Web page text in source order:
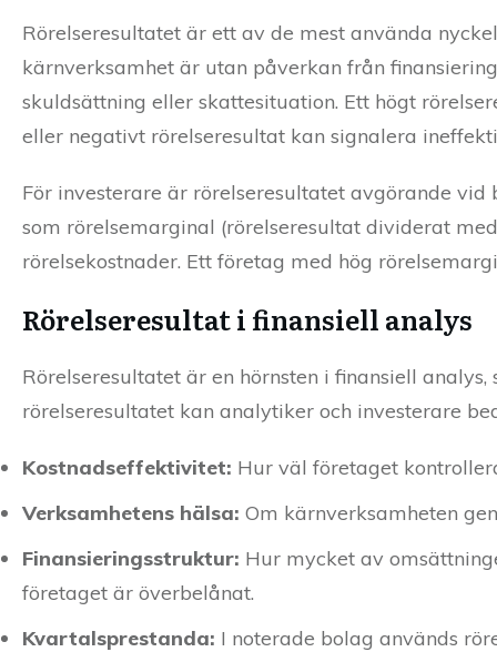
Rörelseresultatet är ett av de mest använda
kärnverksamhet är utan påverkan från
skuldsättning eller skattesituation. Ett högt
eller negativt rörelseresultat kan signalera
För investerare är rörelseresultatet avgörande
som rörelsemarginal (rörelseresultat dividerat
rörelsekostnader. Ett företag med hög
Rörelseresultat i finansiell analys
Rörelseresultatet är en hörnsten i finansiell
rörelseresultatet kan analytiker och investerare
Kostnadseffektivitet: Hur väl företaget
Verksamhetens hälsa: Om kärnverksamheten
Finansieringsstruktur: Hur mycket av
företaget är överbelånat.
Kvartalsprestanda: I noterade bolag används